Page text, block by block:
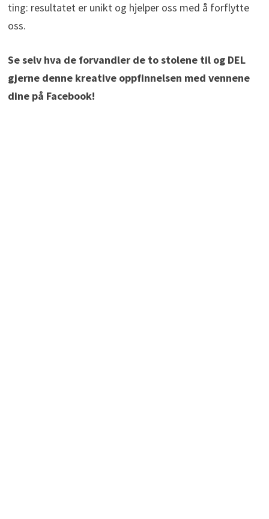
ting: resultatet er unikt og hjelper oss med å forflytte
oss.
Se selv hva de forvandler de to stolene til og DEL
gjerne denne kreative oppfinnelsen med vennene
dine på Facebook!